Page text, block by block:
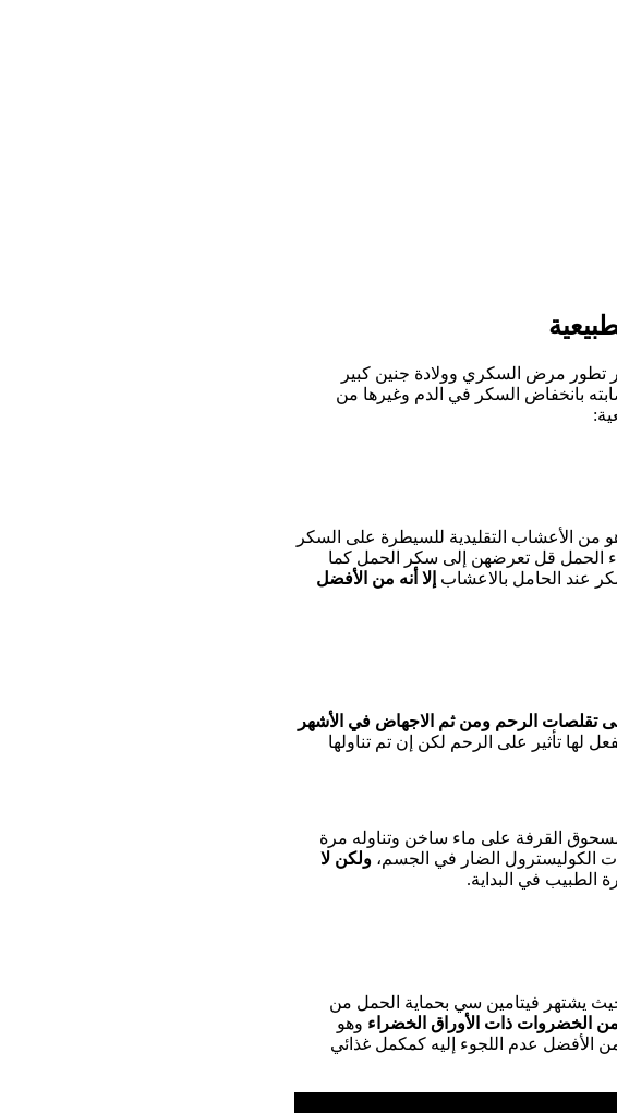
تطور مرض السكري وولادة جنين كبير
بانخفاض السكر في الدم وغيرها من
من الأعشاب التقليدية للسيطرة على السكر
الحمل قل تعرضهن إلى سكر الحمل كما
عند الحامل بالاعشاب إلا أنه من الأفضل
تقلصات الرحم ومن ثم الاجهاض في الأشهر
لها تأثير على الرحم لكن إن تم تناولها
القرفة على ماء ساخن وتناوله مرة
الكوليسترول الضار في الجسم، ولكن لا
الطبيب في البداية.
يشتهر فيتامين سي بحماية الحمل من
الخضروات ذات الأوراق الخضراء وهو
الأفضل عدم اللجوء إليه كمكمل غذائي